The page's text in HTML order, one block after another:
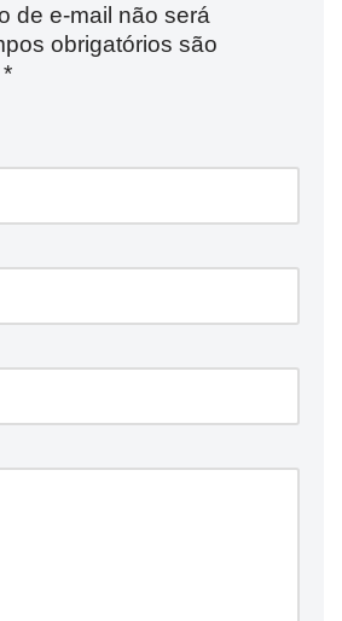
de e-mail não será
obrigatórios são
*